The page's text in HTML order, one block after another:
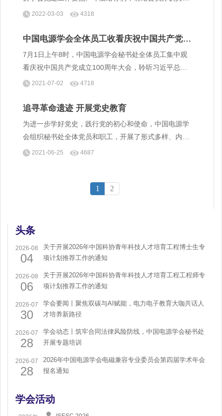
彻落实。
2022-03-03 4318
中国电源学会全体员工收看庆祝中国共产党成
立100周年大会
7月1日上午8时，中国电源学会秘书处全体员工集中观
看庆祝中国共产党成立100周年大会，聆听习近平总书
记重要讲话，并围绕习总书记的重要讲话展开学习交
2021-07-02 4718
追寻革命遗迹 开展党史教育
为进一步学好党史，践行党的初心和使命，中国电源学
会组织秘书处全体党员和职工，开展了形式多样、内容
丰富的党史学习教育活动。 6月23日，党的百年华诞即
2021-06-25 4687
1 2
头条
2026-08
04
关于开展2026年中国科协青年科技人才培育工程博士生专
项计划推荐工作的通知
2026-08
06
关于开展2026年中国科协青年科技人才培育工程工程师专
项计划推荐工作的通知
2026-07
30
学会要闻丨聚焦双碳与AI赋能，电力电子教育大咖共话人
才培养新路径
2026-07
28
学会动态丨筑牢合同法律风险防线，中国电源学会秘书处
开展专题培训
2026-07
28
2026年中国电源学会电磁兼容专业委员会第四届学术年会
报名通知
学会活动